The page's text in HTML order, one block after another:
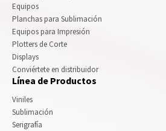
Equipos
Planchas para Sublimación
Equipos para Impresión
Plotters de Corte
Displays
Conviértete en distribuidor
Línea de Productos
Viniles
Sublimación
Serigrafía